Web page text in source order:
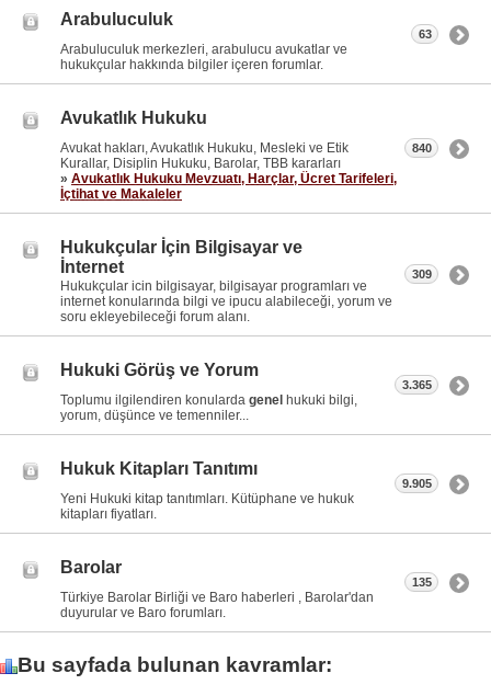
Arabuluculuk
Arabuluculuk merkezleri, arabulucu avukatlar ve
hukukçular hakkında bilgiler içeren forumlar.
63
Avukatlık Hukuku
Avukat hakları, Avukatlık Hukuku, Mesleki ve Etik
Kurallar, Disiplin Hukuku, Barolar, TBB kararları
» Avukatlık Hukuku Mevzuatı, Harçlar, Ücret Tarifeleri,
İçtihat ve Makaleler
840
Hukukçular İçin Bilgisayar ve
İnternet
Hukukçular icin bilgisayar, bilgisayar programları ve
internet konularında bilgi ve ipucu alabileceği, yorum ve
soru ekleyebileceği forum alanı.
309
Hukuki Görüş ve Yorum
Toplumu ilgilendiren konularda genel hukuki bilgi,
yorum, düşünce ve temenniler...
3.365
Hukuk Kitapları Tanıtımı
Yeni Hukuki kitap tanıtımları. Kütüphane ve hukuk
kitapları fiyatları.
9.905
Barolar
Türkiye Barolar Birliği ve Baro haberleri , Barolar'dan
duyurular ve Baro forumları.
135
Bu sayfada bulunan kavramlar: